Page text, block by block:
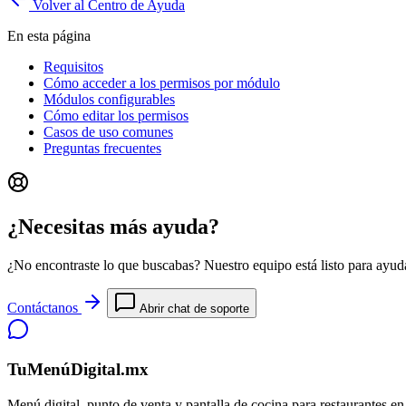
Volver al Centro de Ayuda
En esta página
Requisitos
Cómo acceder a los permisos por módulo
Módulos configurables
Cómo editar los permisos
Casos de uso comunes
Preguntas frecuentes
¿Necesitas más ayuda?
¿No encontraste lo que buscabas? Nuestro equipo está listo para
Contáctanos Abrir chat de soporte
TuMenúDigital.mx